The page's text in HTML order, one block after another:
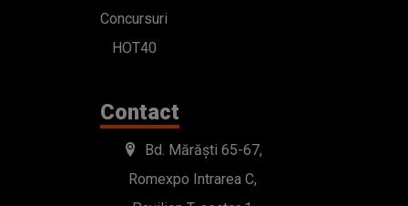
Concursuri
HOT40
Contact
Bd. Mărăști 65-67,
Romexpo Intrarea C,